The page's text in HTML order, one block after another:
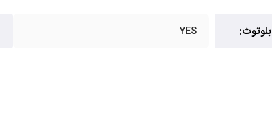
بلوتوث: YES